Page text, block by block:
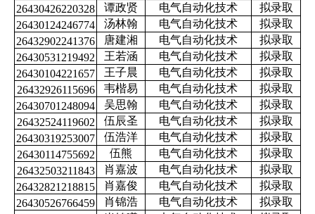
26430426220328
谭政贤 电气自动化技术
拟录取
26430124246774
汤林翰 电气自动化技术
拟录取
26432902241376
唐建湘 电气自动化技术
拟录取
26430531219492
王若涵 电气自动化技术
拟录取
26430104221657
王子晨 电气自动化技术
拟录取
26432926115696
韦楷易 电气自动化技术
拟录取
26430701248094
吴思翰 电气自动化技术
拟录取
26432524119602
伍辰圣 电气自动化技术
拟录取
26430319253007
伍浩洋 电气自动化技术
拟录取
26430114755692
伍熊 电气自动化技术
拟录取
26432503211843
肖嘉波 电气自动化技术
拟录取
26432821218815
肖嘉俊 电气自动化技术
拟录取
26430526766459
肖锦浩 电气自动化技术
拟录取